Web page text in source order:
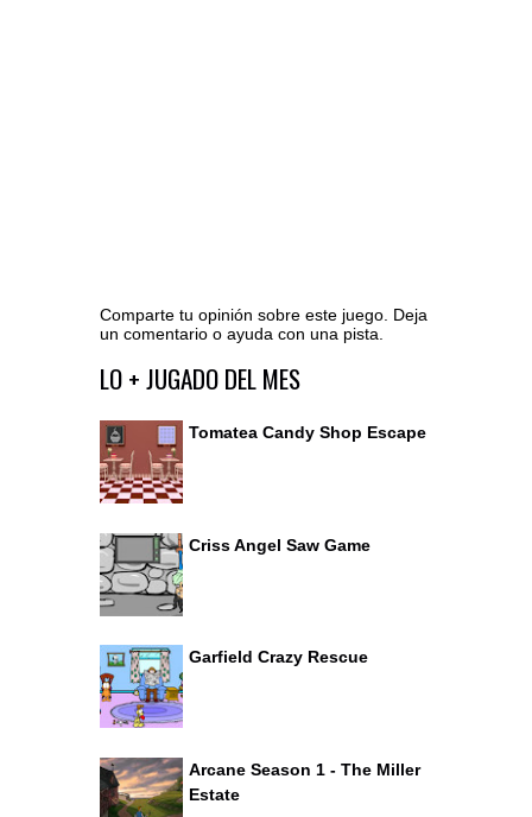
Comparte tu opinión sobre este juego. Deja
un comentario o ayuda con una pista.
Ir al editor de comentarios
LO + JUGADO DEL MES
Tomatea Candy Shop Escape
Criss Angel Saw Game
Garfield Crazy Rescue
Arcane Season 1 - The Miller
Estate